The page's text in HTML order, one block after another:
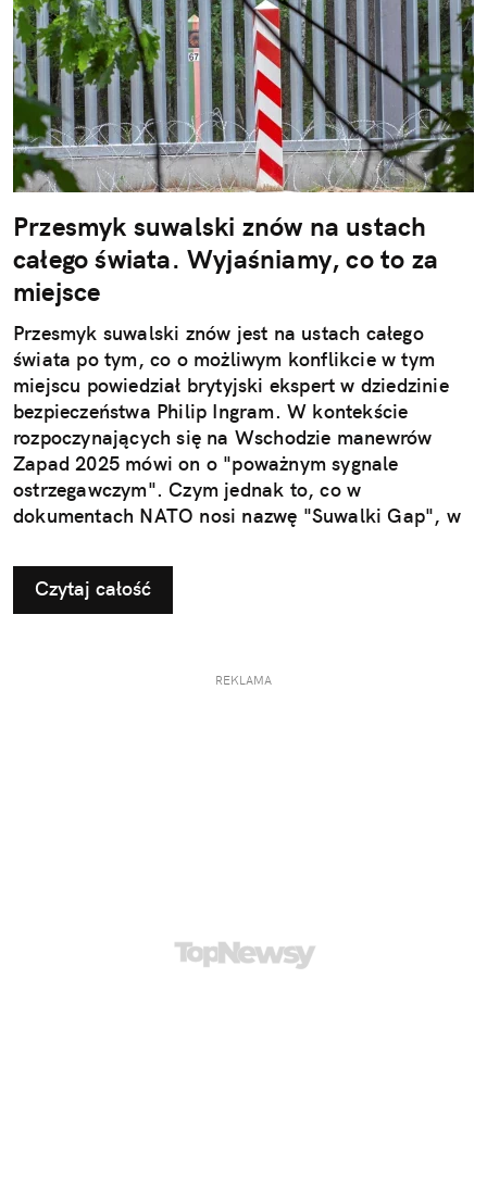
Przesmyk suwalski znów na ustach
całego świata. Wyjaśniamy, co to za
miejsce
Przesmyk suwalski znów jest na ustach całego
świata po tym, co o możliwym konflikcie w tym
miejscu powiedział brytyjski ekspert w dziedzinie
bezpieczeństwa Philip Ingram. W kontekście
rozpoczynających się na Wschodzie manewrów
Zapad 2025 mówi on o "poważnym sygnale
ostrzegawczym". Czym jednak to, co w
dokumentach NATO nosi nazwę "Suwalki Gap", w
Czytaj całość
REKLAMA